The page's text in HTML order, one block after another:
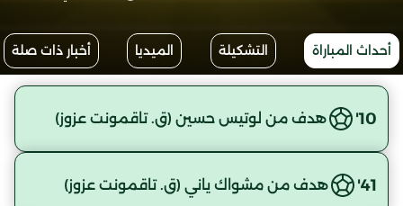
أحداث المباراة التشكيلة الميديا أخبار ذات صلة
10' هدف من لوتيس حسين (ق. تاقمونت عزوز)
41' هدف من مشواك ياني (ق. تاقمونت عزوز)